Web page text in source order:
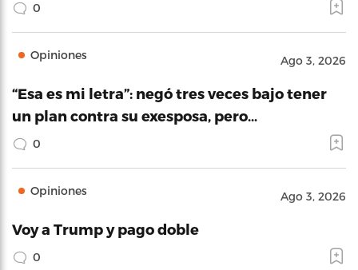
0
Opiniones Ago 3, 2026
“Esa es mi letra”: negó tres veces bajo tener
un plan contra su exesposa, pero…
0
Opiniones Ago 3, 2026
Voy a Trump y pago doble
0